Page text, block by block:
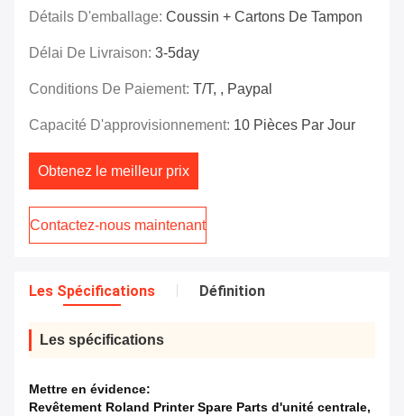
Détails D'emballage: Coussin + Cartons De Tampon
Délai De Livraison: 3-5day
Conditions De Paiement: T/T, , Paypal
Capacité D'approvisionnement: 10 Pièces Par Jour
Obtenez le meilleur prix
Contactez-nous maintenant
Les Spécifications Définition
Les spécifications
Mettre en évidence:
Revêtement Roland Printer Spare Parts d'unité centrale,